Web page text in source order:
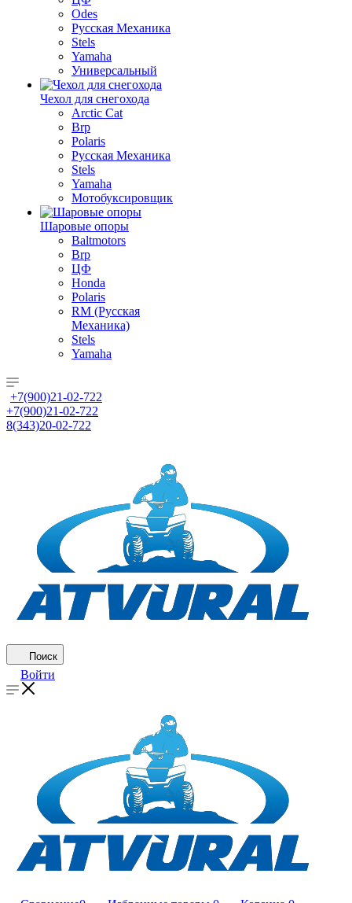
Odes
Русская Механика
Stels
Yamaha
Универсальный
Чехол для снегохода
Arctic Cat
Brp
Polaris
Русская Механика
Stels
Yamaha
Мотобуксировщик
Шаровые опоры
Baltmotors
Brp
ЦФ
Honda
Polaris
RM (Русская
Механика)
Stels
Yamaha
+7(900)21-02-722
+7(900)21-02-722
8(343)20-02-722
Поиск
Войти